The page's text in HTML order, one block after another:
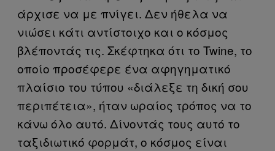
άρχισε να με πνίγει. Δεν ήθελα να
νιώσει κάτι αντίστοιχο και ο κόσμος
βλέποντάς τις. Σκέφτηκα ότι το Twine, το
οποίο προσέφερε ένα αφηγηματικό
πλαίσιο του τύπου «διάλεξε τη δική σου
περιπέτεια», ήταν ωραίος τρόπος να το
κάνω όλο αυτό. Δίνοντάς τους αυτό το
ταξιδιωτικό φορμάτ, ο κόσμος είναι